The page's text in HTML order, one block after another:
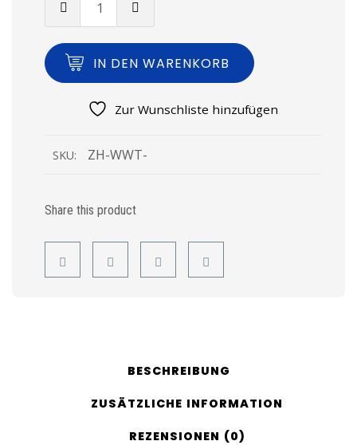
IN DEN WARENKORB
Zur Wunschliste hinzufügen
SKU: ZH-WWT-
Share this product
BESCHREIBUNG
ZUSÄTZLICHE INFORMATION
REZENSIONEN (0)